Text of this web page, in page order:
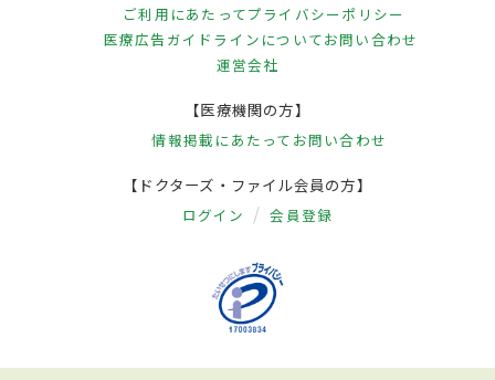
ご利用にあたってプライバシーポリシー
医療広告ガイドラインについてお問い合わせ
運営会社
【医療機関の方】
情報掲載にあたって お問い合わせ
【ドクターズ・ファイル会員の方】
ログイン 会員登録